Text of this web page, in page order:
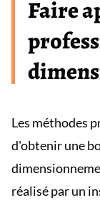
Faire
Les méthodes
d'obtenir une
réalisé par un